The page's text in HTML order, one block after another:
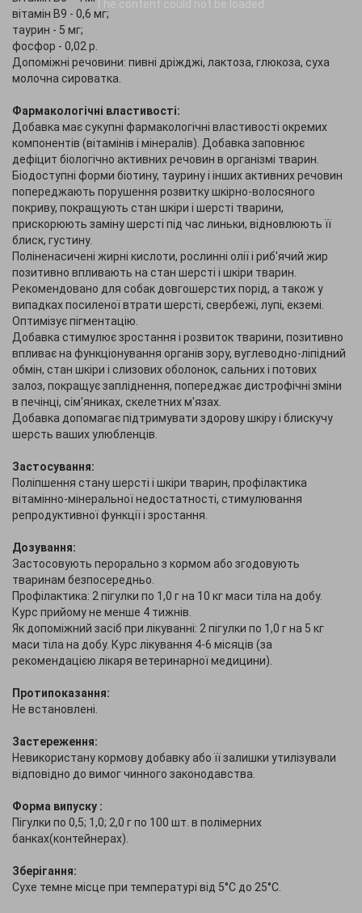
The content could not be loaded.
вітамін В9 - 0,6 мг;
таурин - 5 мг;
фосфор - 0,02 р.
Допоміжні речовини: пивні дріжджі, лактоза, глюкоза, суха
молочна сироватка.
Фармакологічні властивості:
Добавка має сукупні фармакологічні властивості окремих
компонентів (вітамінів і мінералів). Добавка заповнює
дефіцит біологічно активних речовин в організмі тварин.
Біодоступні форми біотину, таурину і інших активних речовин
попереджають порушення розвитку шкірно-волосяного
покриву, покращують стан шкіри і шерсті тварини,
прискорюють заміну шерсті під час линьки, відновлюють її
блиск, густину.
Поліненасичені жирні кислоти, рослинні олії і риб'ячий жир
позитивно впливають на стан шерсті і шкіри тварин.
Рекомендовано для собак довгошерстих порід, а також у
випадках посиленої втрати шерсті, свербежі, лупі, екземі.
Оптимізує пігментацію.
Добавка стимулює зростання і розвиток тварини, позитивно
впливає на функціонування органів зору, вуглеводно-ліпідний
обмін, стан шкіри і слизових оболонок, сальних і потових
залоз, покращує запліднення, попереджає дистрофічні зміни
в печінці, сім'яниках, скелетних м'язах.
Добавка допомагає підтримувати здорову шкіру і блискучу
шерсть ваших улюбленців.
Застосування:
Поліпшення стану шерсті і шкіри тварин, профілактика
вітамінно-мінеральної недостатності, стимулювання
репродуктивної функції і зростання.
Дозування:
Застосовують перорально з кормом або згодовують
тваринам безпосередньо.
Профілактика: 2 пігулки по 1,0 г на 10 кг маси тіла на добу.
Курс прийому не менше 4 тижнів.
Як допоміжний засіб при лікуванні: 2 пігулки по 1,0 г на 5 кг
маси тіла на добу. Курс лікування 4-6 місяців (за
рекомендацією лікаря ветеринарної медицини).
Протипоказання:
Не встановлені.
Застереження:
Невикористану кормову добавку або її залишки утилізували
відповідно до вимог чинного законодавства.
Форма випуску :
Пігулки по 0,5; 1,0; 2,0 г по 100 шт. в полімерних
банках(контейнерах).
Зберігання:
Сухе темне місце при температурі від 5°С до 25°С.